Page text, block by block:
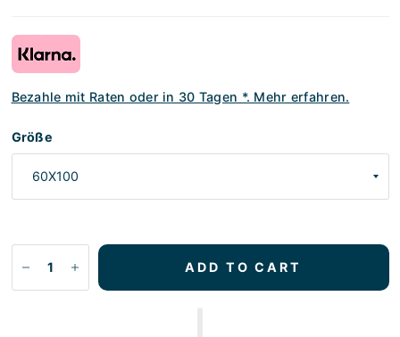
Bezahle mit Raten oder in 30 Tagen *. Mehr erfahren.
Größe
ADD TO CART